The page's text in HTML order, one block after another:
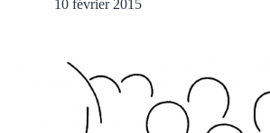
10 février 2015